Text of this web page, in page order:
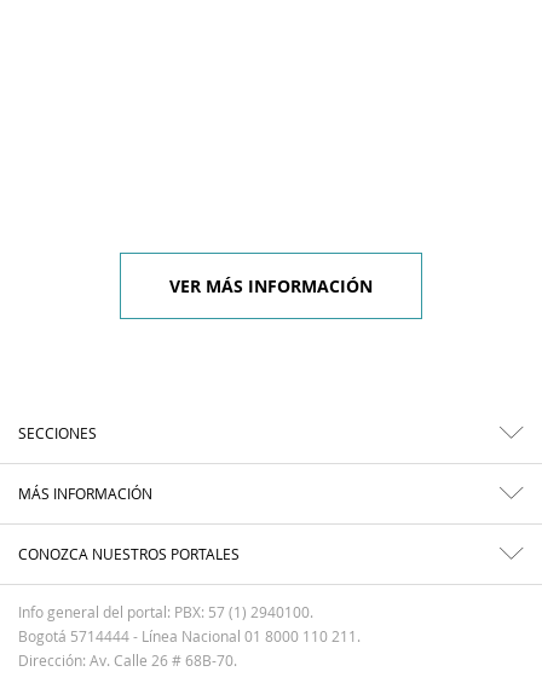
VER MÁS INFORMACIÓN
SECCIONES
MÁS INFORMACIÓN
CONOZCA NUESTROS PORTALES
Info general del portal: PBX: 57 (1) 2940100.
Bogotá 5714444 - Línea Nacional 01 8000 110 211.
Dirección: Av. Calle 26 # 68B-70.